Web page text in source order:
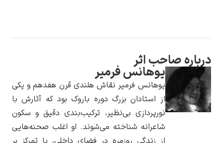
پل سزان
درباره صاحب اثر
یوهانس فرمیر
یوهانس فرمیر نقاش هلندی قرن هفدهم و یکی
از استادان بزرگ دوره باروک بود که آثارش با
نورپردازی بی‌نظیر، ترکیب‌بندی دقیق و سکون
شاعرانه شناخته می‌شوند. او اغلب صحنه‌هایی